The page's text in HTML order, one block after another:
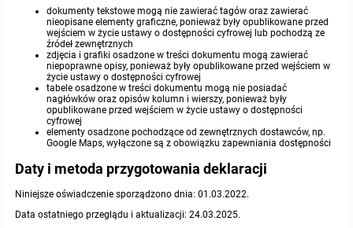
Protokoły z posiedzeń sesji 2018
Protokoły z posiedzeń sesji 2017
Protokoły z posiedzeń sesji 2017
Protokoły z posiedzeń sesji 2016
Protokoły z posiedzeń sesji 2015
Zespół Szkolno-Przedszkolny w Lasowicach Wielkich
Biblioteka Publiczna
Zarządzenia Wójta Gminy w 2010 roku
Zarządzenia Wójta Gminy w 2011 r.
Zarządzenia Wójta do 2007
Zarządzenia w 2008 roku
Zarządzenia w 2009
Umorzenia
Podatki i opłaty lokalne
Oświadczenia majątkowe radnych i pracowników
Obwieszczenia i ogłoszenia
Informacje publiczne archiwalne
Informacje o środowisku
Praca w Urzędzie
Ogłoszenia o naborze
Oświadczenia kandydata
Ochrona Środowiska
Publicznie dostępny wykaz danych o środowisku
Kontrole
dokumenty tekstowe mogą nie zawierać tagów oraz zawierać
nieopisane elementy graficzne, ponieważ były opublikowane przed
wejściem w życie ustawy o dostępności cyfrowej lub pochodzą ze
źródeł zewnętrznych
zdjęcia i grafiki osadzone w treści dokumentu mogą zawierać
niepoprawne opisy, ponieważ były opublikowane przed wejściem w
życie ustawy o dostępności cyfrowej
tabele osadzone w treści dokumentu mogą nie posiadać
nagłówków oraz opisów kolumn i wierszy, ponieważ były
opublikowane przed wejściem w życie ustawy o dostępności
cyfrowej
elementy osadzone pochodzące od zewnętrznych dostawców, np.
Google Maps, wyłączone są z obowiązku zapewniania dostępności
Daty i metoda przygotowania deklaracji
Niniejsze oświadczenie sporządzono dnia:01.03.2022.
Data ostatniego przeglądu i aktualizacji:24.03.2025.